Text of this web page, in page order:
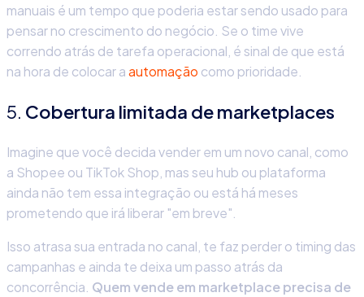
manuais é um tempo que poderia estar sendo usado para
pensar no crescimento do negócio. Se o time vive
correndo atrás de tarefa operacional, é sinal de que está
na hora de colocar aautomação como prioridade.
5. Cobertura limitada de marketplaces
Imagine que você decida vender em um novo canal, como
a Shopee ou TikTok Shop, mas seu hub ou plataforma
ainda não tem essa integração ou está há meses
prometendo que irá liberar "em breve".
Isso atrasa sua entrada no canal, te faz perder o timing das
campanhas e ainda te deixa um passo atrás da
concorrência. Quem vende em marketplace precisa de